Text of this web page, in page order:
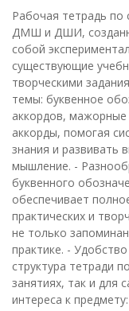
Рабочая тетрадь по
ДМШ и ДШИ,
собой
существующие
творческими
темы: буквенное
аккордов,
аккорды, помогая
знания и развивать
мышление. -
буквенного
обеспечивает
практических и
не только
практике. -
структура тетради
занятиях, так и для
интереса к